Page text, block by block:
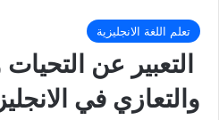
تعلم اللغة الانجليزية
التعبير عن
والتعازي في